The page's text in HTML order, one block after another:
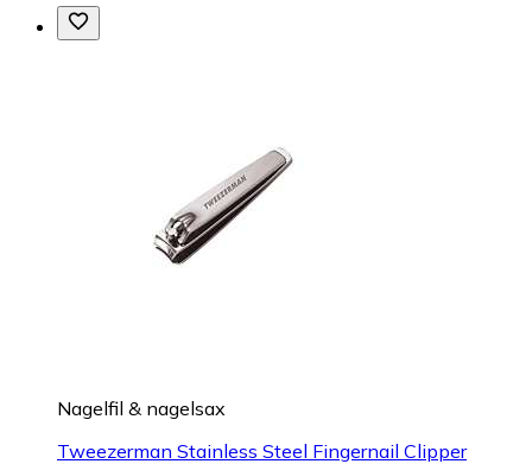
Nagelfil & nagelsax
Tweezerman Stainless Steel Fingernail Clipper